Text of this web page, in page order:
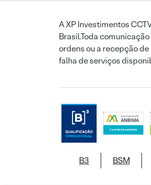
A XP Investimentos
Brasil.Toda
ordens ou a recepção
falha de serviços
B3 BSM